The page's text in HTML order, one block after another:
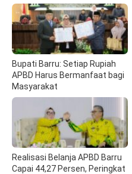
Bupati Barru: Setiap Rupiah
APBD Harus Bermanfaat bagi
Masyarakat
Realisasi Belanja APBD Barru
Capai 44,27 Persen, Peringkat